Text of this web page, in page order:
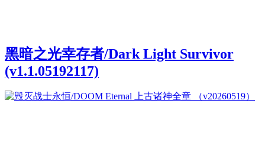
黑暗之光幸存者/Dark Light Survivor
(v1.1.05192117)